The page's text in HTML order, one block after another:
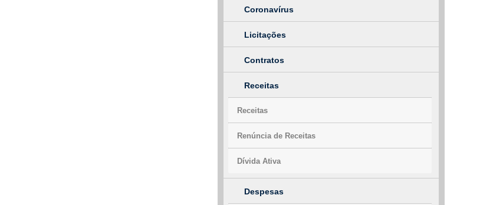
Coronavírus
Licitações
Contratos
Receitas
Receitas
Renúncia de Receitas
Dívida Ativa
Despesas